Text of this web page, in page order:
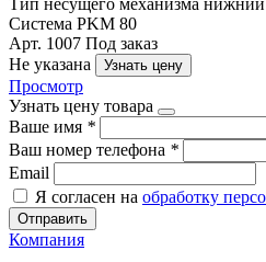
Система PKM 80
Арт. 1007 Под заказ
Не указана
Узнать цену
Просмотр
Узнать цену товара
Ваше имя *
Ваш номер телефона *
Email
Я согласен на обработку
Отправить
Компания